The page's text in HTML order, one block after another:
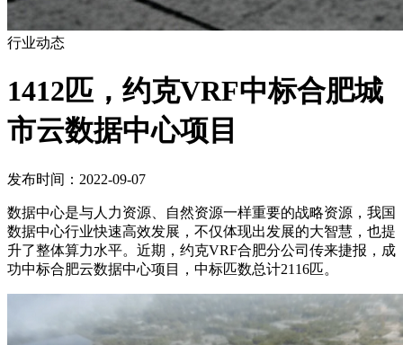
行业动态
1412匹，约克VRF中标合肥城
市云数据中心项目
发布时间：2022-09-07
数据中心是与人力资源、自然资源一样重要的战略资源，我国
数据中心行业快速高效发展，不仅体现出发展的大智慧，也提
升了整体算力水平。近期，约克VRF合肥分公司传来捷报，成
功中标合肥云数据中心项目，中标匹数总计2116匹。